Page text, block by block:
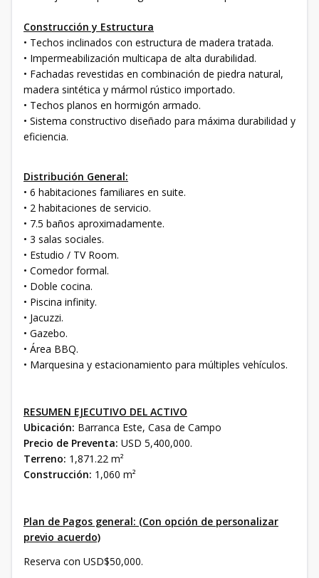
Construcción y Estructura
• Techos inclinados con estructura de madera tratada.
• Impermeabilización multicapa de alta durabilidad.
• Fachadas revestidas en combinación de piedra natural,
madera sintética y mármol rústico importado.
• Techos planos en hormigón armado.
• Sistema constructivo diseñado para máxima durabilidad y
eficiencia.
Distribución General:
• 6 habitaciones familiares en suite.
• 2 habitaciones de servicio.
• 7.5 baños aproximadamente.
• 3 salas sociales.
• Estudio / TV Room.
• Comedor formal.
• Doble cocina.
• Piscina infinity.
• Jacuzzi.
• Gazebo.
• Área BBQ.
• Marquesina y estacionamiento para múltiples vehículos.
RESUMEN EJECUTIVO DEL ACTIVO
Ubicación: Barranca Este, Casa de Campo
Precio de Preventa: USD 5,400,000.
Terreno: 1,871.22 m²
Construcción: 1,060 m²
Plan de Pagos general: (Con opción de personalizar
previo acuerdo)
Reserva con USD$50,000.